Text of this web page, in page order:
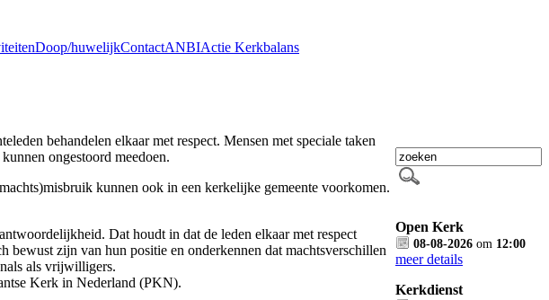
Doop/huwelijkContactANBIActie Kerkbalans
behandelen elkaar met respect. Mensen met speciale taken
ongestoord meedoen.
kunnen ook in een kerkelijke gemeente voorkomen.
Dat houdt in dat de leden elkaar met respect
bewust zijn van hun positie en onderkennen dat machtsverschillen
als vrijwilligers.
Kerk in Nederland (PKN).
Open Kerk
08-08-2026 om 12:00
meer details
Kerkdienst